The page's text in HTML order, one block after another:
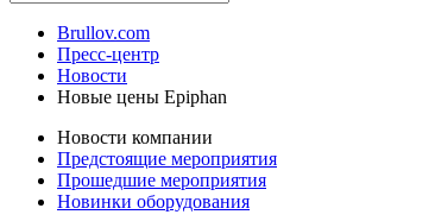
Brullov.com
Пресс-центр
Новости
Новые цены Epiphan
Новости компании
Предстоящие мероприятия
Прошедшие мероприятия
Новинки оборудования